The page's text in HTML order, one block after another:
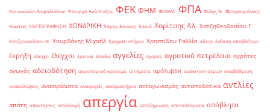
Κοινωνικών Ασφαλίσεων Υπουργό Ανάπτυξης ΦΕΚ ΦΗΜ ΦΗΜΑΣ ΦΠΑ Φίλης Ν. Φραγκογιάννης
Κώστας ΧΑΡΤΟΓΡΑΦΗΣΗ ΧΟΝΔΡΙΚΗ Χάρης Δούκας Χανιά Χαρίτσης Αλ. Χατζηθεοδοσίου Γ.
Χατζηνικολάου Ν. Χουρδάκης Μιχαήλ Χρηματιστήριο Χρηστίδου Ραλλία άδεια έκθεση αποβλήτων
έκρηξη έλεγχο έλεγχοι έρευνα έσοδα αγγελίες αγορές αγροτικό πετρέλαιο αγρότες
αγωγός αδειοδότηση αεροπορικά καύσιμα αιτήματα αμόλυβδη ανάκτηση ατμών αναβάθμιση
ανακαλύψεις ανασφάλιστα αναφορές αναψυκτήρια ανταγωνισμός ανταποδοτικά αντλίες
απάτη απαιτήσεις απαλλαγή απεργία αποζημίωση αποτελέσματα απόβλητα